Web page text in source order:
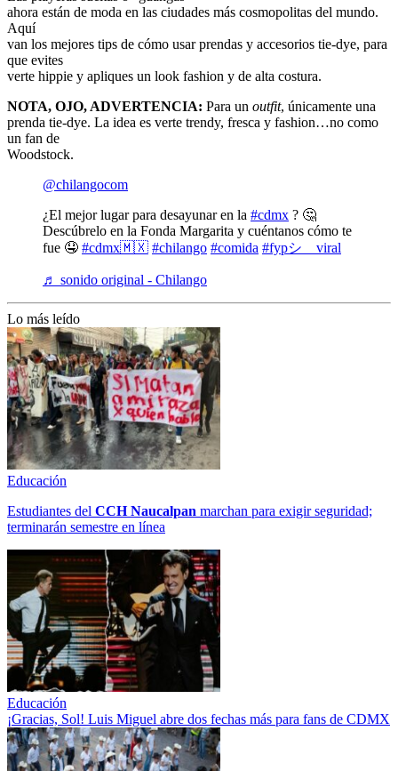
ahora están de moda en las ciudades más cosmopolitas del mundo.
Aquí
van los mejores tips de cómo usar prendas y accesorios tie-dye, para
que evites
verte hippie y apliques un look fashion y de alta costura.
NOTA, OJO, ADVERTENCIA: Para un outfit, únicamente una
prenda tie-dye. La idea es verte trendy, fresca y fashion…no como
un fan de
Woodstock.
@chilangocom
¿El mejor lugar para desayunar en la #cdmx ? 🤔
Descúbrelo en la Fonda Margarita y cuéntanos cómo te
fue 🤤 #cdmx🇲🇽 #chilango #comida #fypシ゚viral
♬ sonido original - Chilango
Lo más leído
Educación
Estudiantes del CCH Naucalpan marchan para exigir seguridad;
terminarán semestre en línea
Educación
¡Gracias, Sol! Luis Miguel abre dos fechas más para fans de CDMX